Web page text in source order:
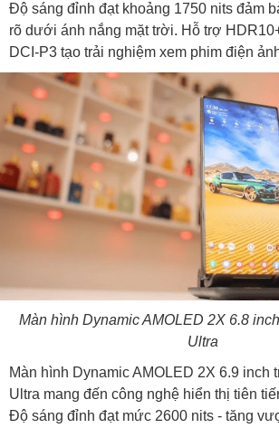
Độ sáng đỉnh đạt khoảng 1750 nits đảm
rõ dưới ánh nắng mặt trời. Hỗ trợ
DCI-P3 tạo trải nghiệm xem phim điện
Màn hình Dynamic AMOLED 2X 6.8
Ultra
Màn hình Dynamic AMOLED 2X 6.9 inch
Ultra mang đến công nghệ hiển thị tiên
Độ sáng đỉnh đạt mức 2600 nits - tăng